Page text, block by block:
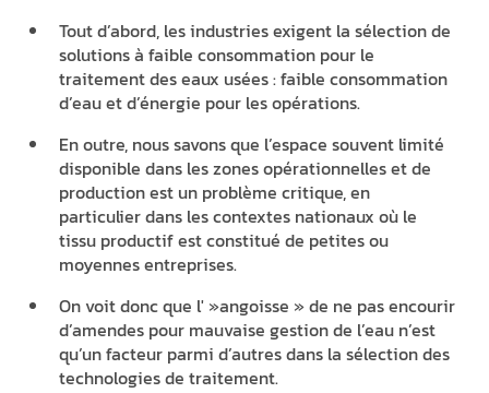
Tout d’abord, les industries exigent la sélection de
solutions à faible consommation pour le
traitement des eaux usées : faible consommation
d’eau et d’énergie pour les opérations.
En outre, nous savons que l’espace souvent limité
disponible dans les zones opérationnelles et de
production est un problème critique, en
particulier dans les contextes nationaux où le
tissu productif est constitué de petites ou
moyennes entreprises.
On voit donc que l' »angoisse » de ne pas encourir
d’amendes pour mauvaise gestion de l’eau n’est
qu’un facteur parmi d’autres dans la sélection des
technologies de traitement.